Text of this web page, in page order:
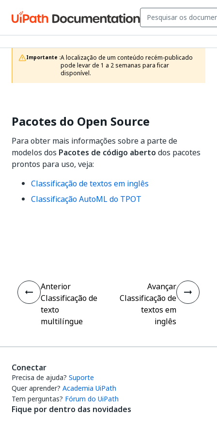
Importante :A localização de um conteúdo recém-publicado
pode levar de 1 a 2 semanas para ficar
disponível.
Pacotes do Open Source
Para obter mais informações sobre a parte de
modelos dos Pacotes de código aberto dos pacotes
prontos para uso, veja:
Classificação de textos em inglês
Classificação AutoML do TPOT
Anterior
Classificação de
texto
multilíngue
Avançar
Classificação de
textos em
inglês
Conectar
Precisa de ajuda? Suporte
Quer aprender? Academia UiPath
Tem perguntas? Fórum do UiPath
Fique por dentro das novidades